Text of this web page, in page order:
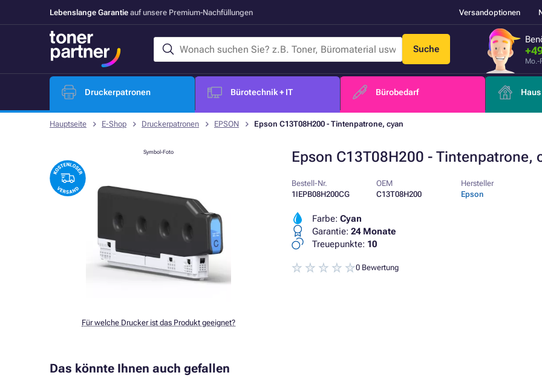
Lebenslange Garantie auf unsere Premium-Nachfüllungen Versandoptionen
Suche
Mo.-
Druckerpatronen Bürotechnik + IT Bürobedarf
Hauptseite E-Shop Druckerpatronen EPSON Epson C13T08H200 - Tintenpatrone, cyan
Epson C13T08H200 - Tintenpatrone,
Symbol-Foto
Für welche Drucker ist das Produkt geeignet?
Bestell-Nr.
1IEPB08H200CG
OEM
C13T08H200
Hersteller
Epson
Farbe: Cyan
Garantie: 24 Monate
Treuepunkte: 10
0 Bewertung
Das könnte Ihnen auch gefallen